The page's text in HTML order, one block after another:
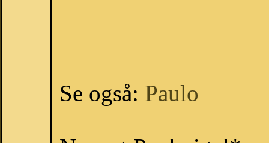
Se også: Paulo